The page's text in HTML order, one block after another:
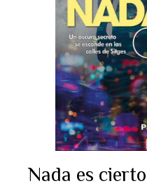
Nada es cierto